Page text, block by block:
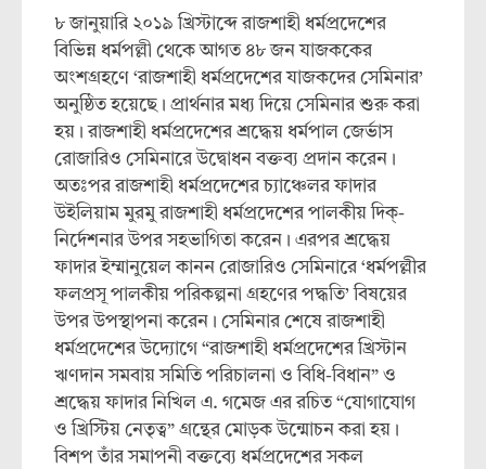
৮ জানুয়ারি ২০১৯ খ্রিস্টাব্দে রাজশাহী ধর্মপ্রদেশের
বিভিন্ন ধর্মপল্লী থেকে আগত ৪৮ জন যাজককের
অংশগ্রহণে ‘রাজশাহী ধর্মপ্রদেশের যাজকদের সেমিনার’
অনুষ্ঠিত হয়েছে। প্রার্থনার মধ্য দিয়ে সেমিনার শুরু করা
হয়। রাজশাহী ধর্মপ্রদেশের শ্রদ্ধেয় ধর্মপাল জের্ভাস
রোজারিও সেমিনারে উদ্বোধন বক্তব্য প্রদান করেন।
অতঃপর রাজশাহী ধর্মপ্রদেশের চ্যাঞ্চেলর ফাদার
উইলিয়াম মুরমু রাজশাহী ধর্মপ্রদেশের পালকীয় দিক্-
নির্দেশনার উপর সহভাগিতা করেন। এরপর শ্রদ্ধেয়
ফাদার ইম্মানুয়েল কানন রোজারিও সেমিনারে ‘ধর্মপল্লীর
ফলপ্রসূ পালকীয় পরিকল্পনা গ্রহণের পদ্ধতি’ বিষয়ের
উপর উপস্থাপনা করেন। সেমিনার শেষে রাজশাহী
ধর্মপ্রদেশের উদ্যোগে “রাজশাহী ধর্মপ্রদেশের খ্রিস্টান
ঋণদান সমবায় সমিতি পরিচালনা ও বিধি-বিধান” ও
শ্রদ্ধেয় ফাদার নিখিল এ. গমেজ এর রচিত “যোগাযোগ
ও খ্রিস্টিয় নেতৃত্ব” গ্রন্থের মোড়ক উন্মোচন করা হয়।
বিশপ তাঁর সমাপনী বক্তব্যে ধর্মপ্রদেশের সকল